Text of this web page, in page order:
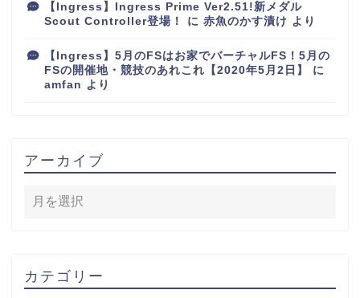
【Ingress】Ingress Prime Ver2.51!新メダル
Scout Controller登場！
に 赤魚のかす漬け より
【Ingress】5月のFSはお家でバーチャルFS！5月の
FSの開催地・競技のあれこれ【2020年5月2日】
に
amfan より
アーカイブ
カテゴリー